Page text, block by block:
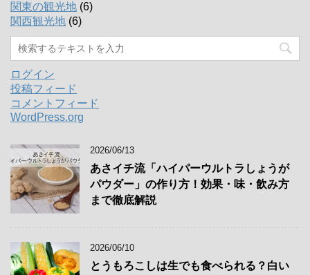
関東の観光地 (6)
関西観光地 (6)
ログイン
投稿フィード
コメントフィード
WordPress.org
2026/06/13
あさイチ流「ハイパーウルトラしょうが
パウダー」の作り方！効果・味・飲み方
まで徹底解説
2026/06/10
とうもろこしは生でも食べられる？白い